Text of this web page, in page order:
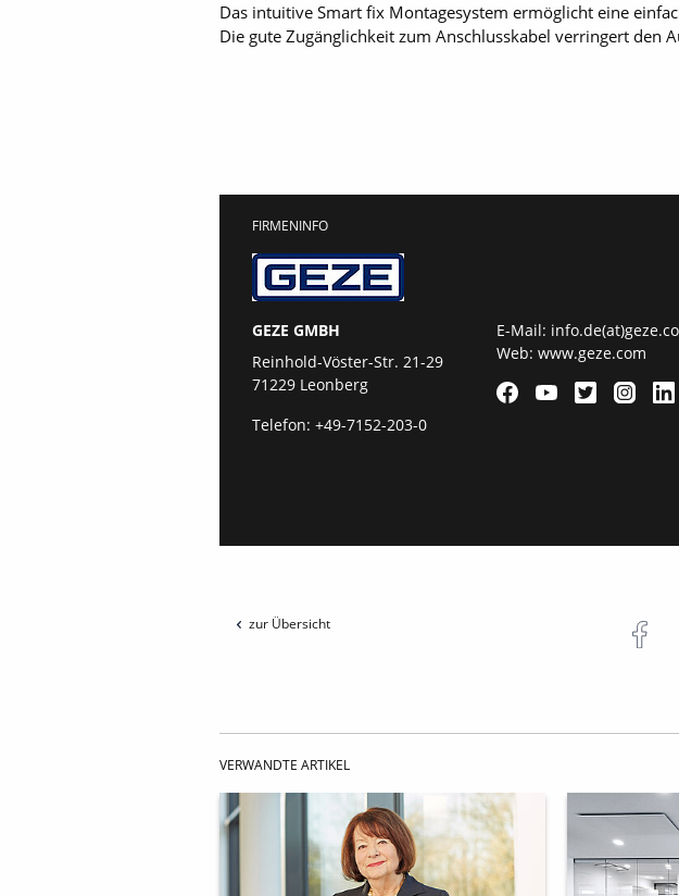
Das intuitive Smart fix Montagesystem ermöglicht eine
Die gute Zugänglichkeit zum Anschlusskabel verringert
FIRMENINFO
GEZE GMBH
Reinhold-Vöster-Str. 21-29
71229 Leonberg
Telefon: +49-7152-203-0
E-Mail:
Web: www.geze.com
zur Übersicht
VERWANDTE ARTIKEL